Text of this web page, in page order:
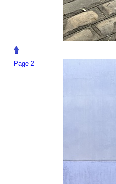
Page 2